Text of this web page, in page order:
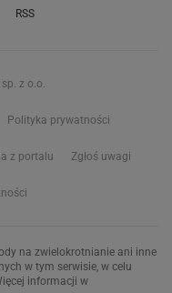
RSS
z o.o.
Polityka prywatności
z portalu Zgłoś uwagi
na zwielokrotnianie ani inne
w tym serwisie, w celu
informacji w